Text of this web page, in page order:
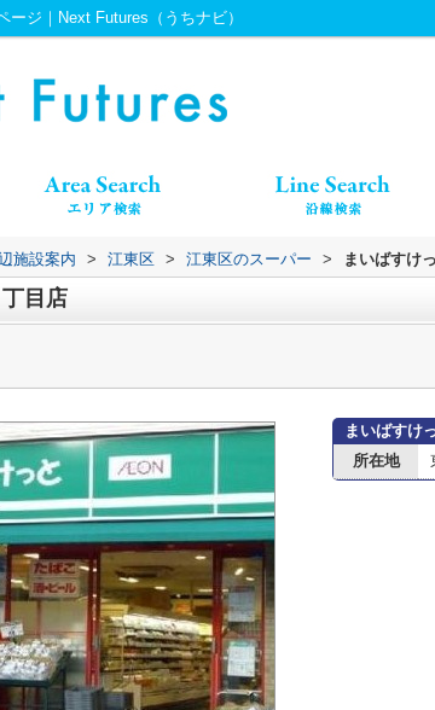
ジ｜Next Futures（うちナビ）
施設案内 > 江東区 > 江東区のスーパー > まいばすけ
目店
まいばすけ
所在地